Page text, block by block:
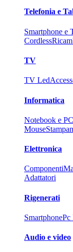
Telefonia e
Smartphone e
Cordless
TV
TV Led
Informatica
Notebook e PC
Mouse
Elettronica
Componenti
Adattatori
Rigenerati
SmartphonePc
Audio e video